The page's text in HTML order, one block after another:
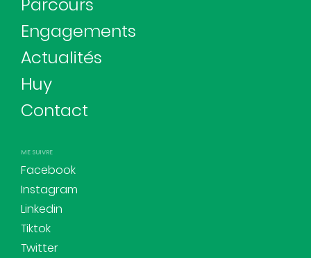
Engagements
Actualités
Huy
Contact
ME SUIVRE
Facebook
Instagram
Linkedin
Tiktok
Twitter